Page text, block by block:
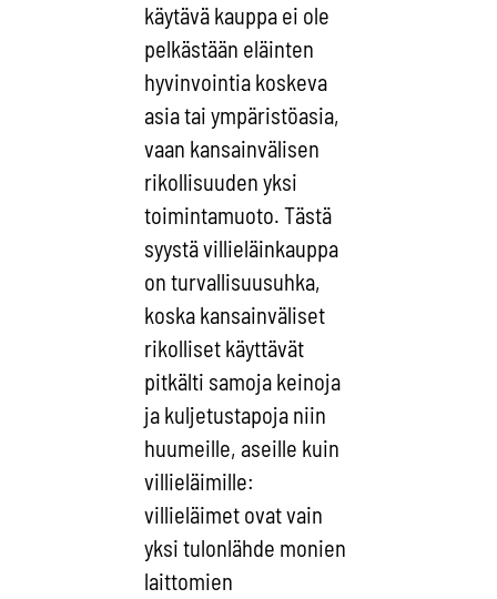
käytävä kauppa ei ole
pelkästään eläinten
hyvinvointia koskeva
asia tai ympäristöasia,
vaan kansainvälisen
rikollisuuden yksi
toimintamuoto. Tästä
syystä villieläinkauppa
on turvallisuusuhka,
koska kansainväliset
rikolliset käyttävät
pitkälti samoja keinoja
ja kuljetustapoja niin
huumeille, aseille kuin
villieläimille:
villieläimet ovat vain
yksi tulonlähde monien
laittomien